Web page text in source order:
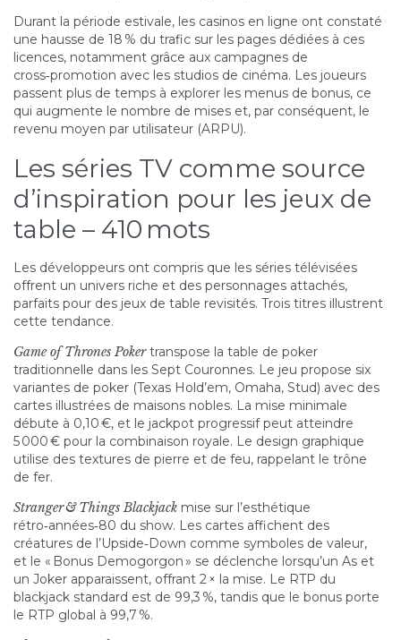
Durant la période estivale, les casinos en ligne ont constaté
une hausse de 18 % du trafic sur les pages dédiées à ces
licences, notamment grâce aux campagnes de
cross‑promotion avec les studios de cinéma. Les joueurs
passent plus de temps à explorer les menus de bonus, ce
qui augmente le nombre de mises et, par conséquent, le
revenu moyen par utilisateur (ARPU).
Les séries TV comme source
d’inspiration pour les jeux de
table – 410 mots
Les développeurs ont compris que les séries télévisées
offrent un univers riche et des personnages attachés,
parfaits pour des jeux de table revisités. Trois titres illustrent
cette tendance.
Game of Thrones Pokertranspose la table de poker
traditionnelle dans les Sept Couronnes. Le jeu propose six
variantes de poker (Texas Hold’em, Omaha, Stud) avec des
cartes illustrées de maisons nobles. La mise minimale
débute à 0,10 €, et le jackpot progressif peut atteindre
5 000 € pour la combinaison royale. Le design graphique
utilise des textures de pierre et de feu, rappelant le trône
de fer.
Stranger & Things Blackjack mise sur l’esthétique
rétro‑années‑80 du show. Les cartes affichent des
créatures de l’Upside‑Down comme symboles de valeur,
et le « Bonus Demogorgon » se déclenche lorsqu’un As et
un Joker apparaissent, offrant 2 × la mise. Le RTP du
blackjack standard est de 99,3 %, tandis que le bonus porte
le RTP global à 99,7 %.